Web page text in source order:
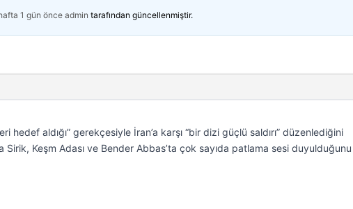
1 gün önceadmin tarafından güncellenmiştir.
hedef aldığı” gerekçesiyle İran’a karşı “bir dizi güçlü saldırı” düzenlediğini
Sirik, Keşm Adası ve Bender Abbas’ta çok sayıda patlama sesi duyulduğunu